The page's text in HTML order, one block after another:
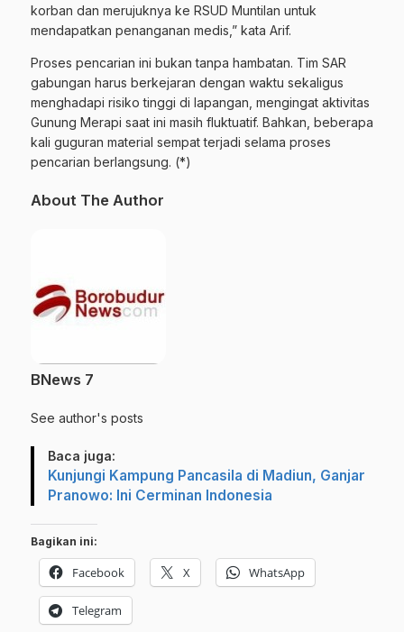
korban dan merujuknya ke RSUD Muntilan untuk
mendapatkan penanganan medis,” kata Arif.
Proses pencarian ini bukan tanpa hambatan. Tim SAR
gabungan harus berkejaran dengan waktu sekaligus
menghadapi risiko tinggi di lapangan, mengingat aktivitas
Gunung Merapi saat ini masih fluktuatif. Bahkan, beberapa
kali guguran material sempat terjadi selama proses
pencarian berlangsung. (*)
About The Author
BNews 7
See author's posts
Baca juga:
Kunjungi Kampung Pancasila di Madiun, Ganjar
Pranowo: Ini Cerminan Indonesia
Bagikan ini:
Facebook X WhatsApp
Telegram